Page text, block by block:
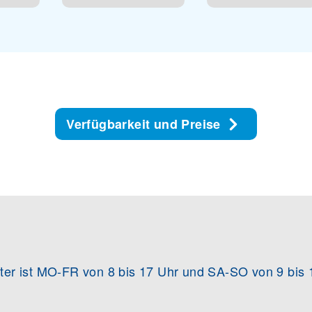
Verfügbarkeit und Preise
ist MO-FR von 8 bis 17 Uhr und SA-SO von 9 bis